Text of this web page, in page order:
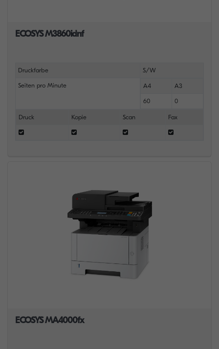
ECOSYS M3860idnf
Druckfarbe S/W
Seiten pro Minute A4 A3
60 0
Druck Kopie Scan Fax
ECOSYS MA4000fx